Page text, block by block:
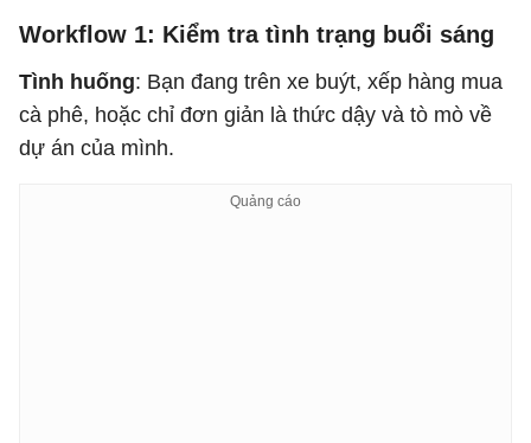
Workflow 1: Kiểm tra tình trạng buổi sáng
Tình huống: Bạn đang trên xe buýt, xếp hàng mua
cà phê, hoặc chỉ đơn giản là thức dậy và tò mò về
dự án của mình.